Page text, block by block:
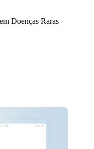
Doenças Raras